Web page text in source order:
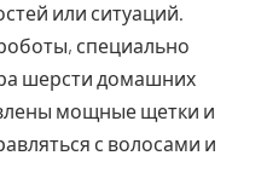
или ситуаций.
специально
шерсти домашних
мощные щетки и
с волосами и